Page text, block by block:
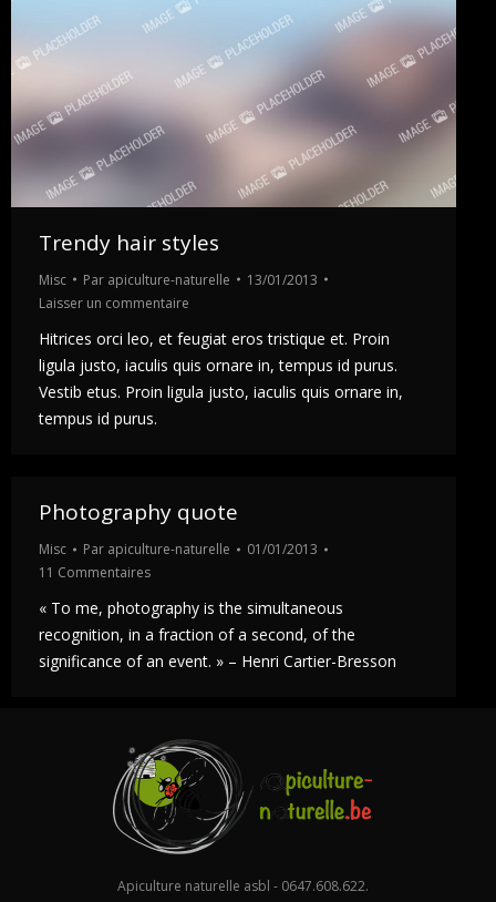
Trendy hair styles
Misc Par apiculture-naturelle
13/01/2013
Laisser un commentaire
Hitrices orci leo, et feugiat eros tristique et. Proin
ligula justo, iaculis quis ornare in, tempus id purus.
Vestib etus. Proin ligula justo, iaculis quis ornare in,
tempus id purus.
Photography quote
Misc Par apiculture-naturelle
01/01/2013
11 Commentaires
« To me, photography is the simultaneous
recognition, in a fraction of a second, of the
significance of an event. » – Henri Cartier-Bresson
Apiculture naturelle asbl - 0647.608.622.